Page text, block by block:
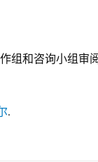
组和咨询小组审
.